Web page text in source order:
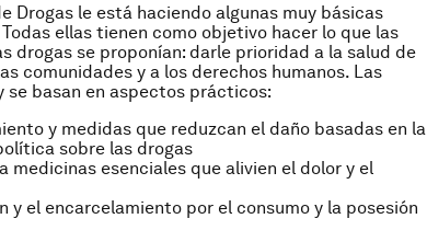
Drogas le está haciendo algunas muy básicas
ellas tienen como objetivo hacer lo que las
drogas se proponían: darle prioridad a la salud de
comunidades y a los derechos humanos. Las
se basan en aspectos prácticos:
y medidas que reduzcan el daño basadas en la
sobre las drogas
medicinas esenciales que alivien el dolor y el
y el encarcelamiento por el consumo y la posesión